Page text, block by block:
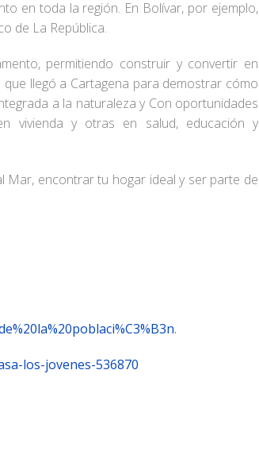
en toda la región. En Bolívar, por ejemplo,
de La República.
permitiendo construir y convertir en
llegó a Cartagena para demostrar cómo
a la naturaleza y Con oportunidades
vivienda y otras en salud, educación y
Mar, encontrar tu hogar ideal y ser parte de
.
los-jovenes-536870